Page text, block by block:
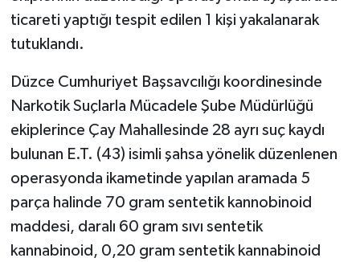
ticareti yaptığı tespit edilen 1 kişi yakalanarak
tutuklandı.
Düzce Cumhuriyet Başsavcılığı koordinesinde
Narkotik Suçlarla Mücadele Şube Müdürlüğü
ekiplerince Çay Mahallesinde 28 ayrı suç kaydı
bulunan E.T. (43) isimli şahsa yönelik düzenlenen
operasyonda ikametinde yapılan aramada 5
parça halinde 70 gram sentetik kannobinoid
maddesi, daralı 60 gram sıvı sentetik
kannabinoid, 0,20 gram sentetik kannabinoid